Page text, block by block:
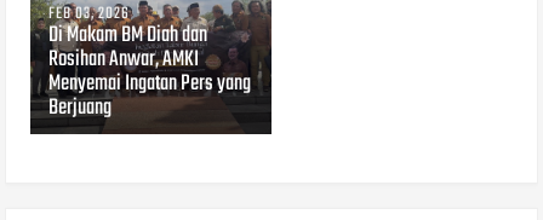
FEB 03, 2026
Di Makam BM Diah dan
Rosihan Anwar, AMKI
Menyemai Ingatan Pers yang
Berjuang